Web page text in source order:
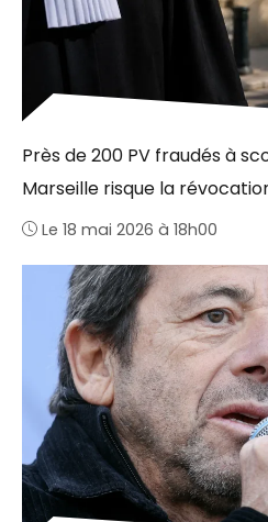
Près de 200 PV fraudés à
Marseille risque la
Le 18 mai 2026 à 18h00